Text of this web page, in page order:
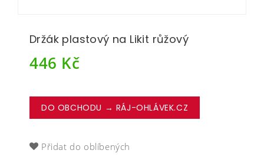
Držák plastový na Likit růžový
446 Kč
DO OBCHODU → RÁJ-OHLÁVEK.CZ
Přidat do oblíbených